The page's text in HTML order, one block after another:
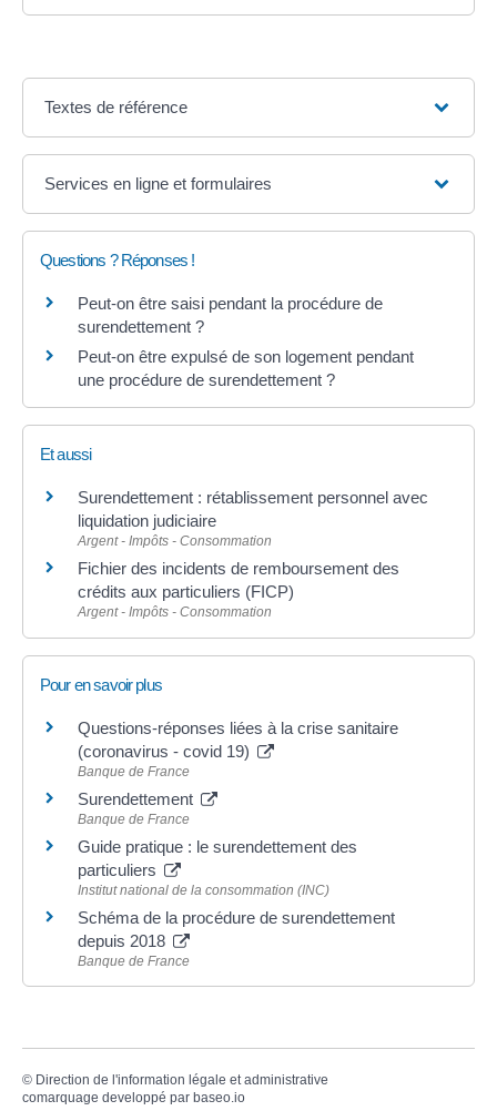
Textes de référence
Services en ligne et formulaires
Questions ? Réponses !
Peut-on être saisi pendant la procédure de
surendettement ?
Peut-on être expulsé de son logement pendant
une procédure de surendettement ?
Et aussi
Surendettement : rétablissement personnel avec
liquidation judiciaire
Argent - Impôts - Consommation
Fichier des incidents de remboursement des
crédits aux particuliers (FICP)
Argent - Impôts - Consommation
Pour en savoir plus
Questions-réponses liées à la crise sanitaire
(coronavirus - covid 19)
Banque de France
Surendettement
Banque de France
Guide pratique : le surendettement des
particuliers
Institut national de la consommation (INC)
Schéma de la procédure de surendettement
depuis 2018
Banque de France
© Direction de l'information légale et administrative
comarquage developpé par baseo.io